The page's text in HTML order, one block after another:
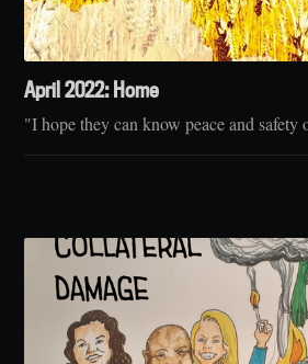
April 2022: Home
"I hope they can know peace and safety